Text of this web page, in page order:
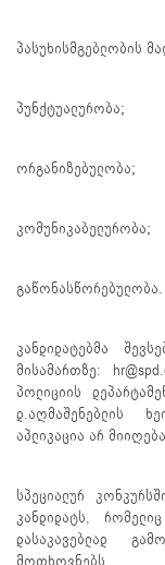
პასუხისმგებლობის
პუნქტუალურობა;
ორგანიზებულობა;
კომუნიკაბელურობა;
გაწონასწორებულობა.
კანდიდატებმა
მისამართზე:
პოლიციის
დ.აღმაშენებლის
აპლიკაცია არ
სპეციალურ
კანდიდატს,
დასაკავებლად